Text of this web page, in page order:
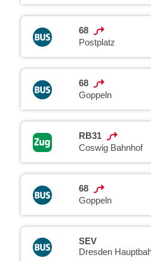
68
Postplatz
68
Goppeln
RB31
Coswig Bahnhof
68
Goppeln
SEV
Dresden